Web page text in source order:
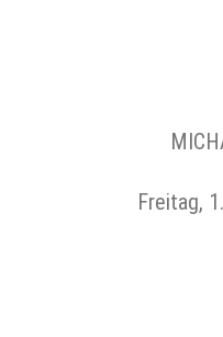
Freitag,